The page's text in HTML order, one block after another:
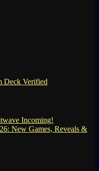
Deck Verified
Incoming!
New Games, Reveals &